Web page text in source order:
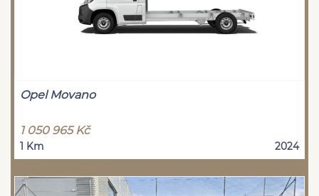
Opel Movano
1 050 965 Kč
1 Km 2024